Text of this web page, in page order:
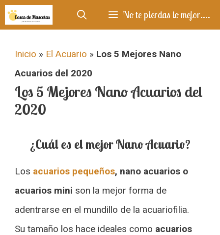
Saltar
al
No te pierdas lo mejor....
Inicio » El Acuario » Los 5 Mejores Nano
Acuarios del 2020
Los 5 Mejores Nano Acuarios del
2020
¿Cuál es el mejor Nano Acuario?
Los acuarios pequeños, nano acuarios o
acuarios mini son la mejor forma de
adentrarse en el mundillo de la acuariofilia.
Su tamaño los hace ideales como acuarios